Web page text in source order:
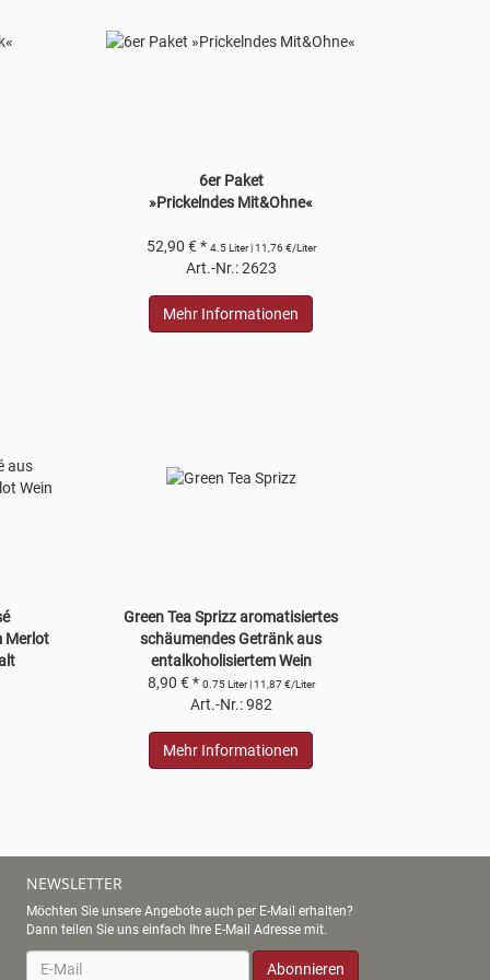
6er Paket
»Prickelndes Mit&Ohne«
52,90 € * 4.5 Liter | 11,76 €/Liter
Art.-Nr.: 2623
Mehr Informationen
Merlot
Green Tea Sprizz aromatisiertes
schäumendes Getränk aus
entalkoholisiertem Wein
8,90 € * 0.75 Liter | 11,87 €/Liter
Art.-Nr.: 982
Mehr Informationen
NEWSLETTER
Möchten Sie unsere Angebote auch per E-Mail erhalten?
Dann teilen Sie uns einfach Ihre E-Mail Adresse mit.
Newsletter Abonnieren